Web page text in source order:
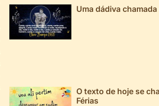
Uma dádiva chamada
O texto de hoje se
Férias